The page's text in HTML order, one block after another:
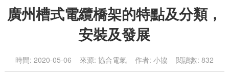
廣州槽式電纜橋架的特點及分類，
安裝及發展
時間: 2020-05-06 來源: 協合電氣 作者: 小協 閱讀數: 832